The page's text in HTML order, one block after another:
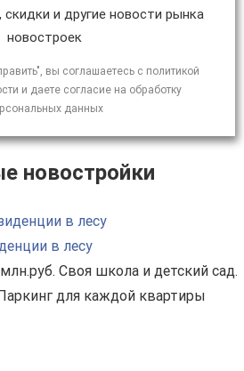
и другие новости рынка
новостроек
вы соглашаетесь с политикой
и даете согласие на обработку
данных
новостройки
в лесу
Своя школа и детский сад.
для каждой квартиры